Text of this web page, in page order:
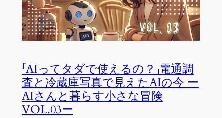
「AIってタダで使えるの？」電通調
査と冷蔵庫写真で見えたAIの今 ー
AIさんと暮らす小さな冒険
VOL.03ー